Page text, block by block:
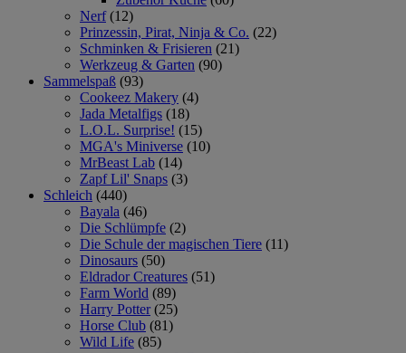
Nerf (12)
Prinzessin, Pirat, Ninja & Co. (22)
Schminken & Frisieren (21)
Werkzeug & Garten (90)
Sammelspaß (93)
Cookeez Makery (4)
Jada Metalfigs (18)
L.O.L. Surprise! (15)
MGA's Miniverse (10)
MrBeast Lab (14)
Zapf Lil' Snaps (3)
Schleich (440)
Bayala (46)
Die Schlümpfe (2)
Die Schule der magischen Tiere (11)
Dinosaurs (50)
Eldrador Creatures (51)
Farm World (89)
Harry Potter (25)
Horse Club (81)
Wild Life (85)